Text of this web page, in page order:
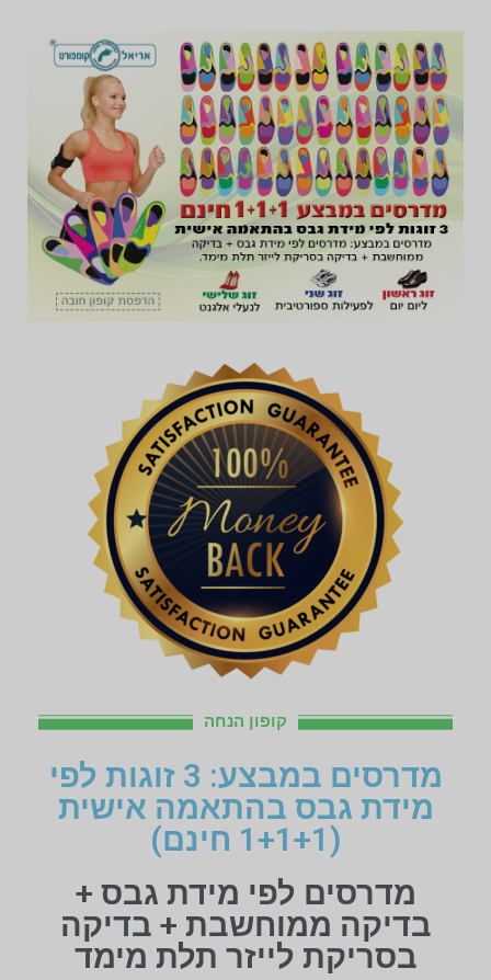
קופון הנחה
מדרסים במבצע: 3 זוגות לפי
מידת גבס בהתאמה אישית
(1+1+1 חינם)
מדרסים לפי מידת גבס +
בדיקה ממוחשבת + בדיקה
בסריקת לייזר תלת מימד